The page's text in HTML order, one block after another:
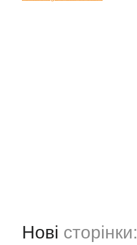
Нові сторінки: